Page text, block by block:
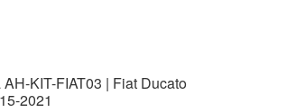
KIT-FIAT03 | Fiat Ducato
2021